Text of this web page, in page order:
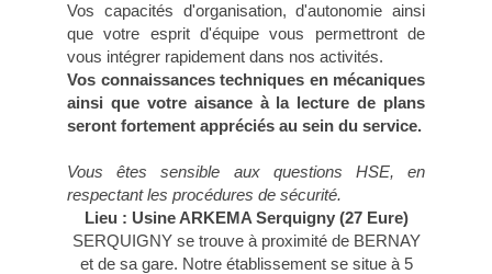
Vos capacités d'organisation, d'autonomie ainsi
que votre esprit d'équipe vous permettront de
vous intégrer rapidement dans nos activités.
Vos connaissances techniques en mécaniques
ainsi que votre aisance à la lecture de plans
seront fortement appréciés au sein du service.
Vous êtes sensible aux questions HSE, en
respectant les procédures de sécurité.
Lieu : Usine ARKEMA Serquigny (27 Eure)
SERQUIGNY se trouve à proximité de BERNAY
et de sa gare. Notre établissement se situe à 5